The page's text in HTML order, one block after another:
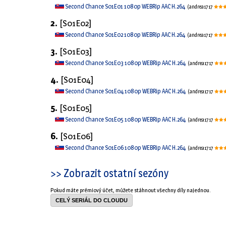
Second Chance S01E01 1080p WEBRip AAC H.264 (andrea1717
2. [S01E02]
Second Chance S01E02 1080p WEBRip AAC H.264 (andrea1717
3. [S01E03]
Second Chance S01E03 1080p WEBRip AAC H.264 (andrea1717
4. [S01E04]
Second Chance S01E04 1080p WEBRip AAC H.264 (andrea1717
5. [S01E05]
Second Chance S01E05 1080p WEBRip AAC H.264 (andrea1717
6. [S01E06]
Second Chance S01E06 1080p WEBRip AAC H.264 (andrea1717
>> Zobrazit ostatní sezóny
Pokud máte prémiový účet, můžete stáhnout všechny díly najednou.
CELÝ SERIÁL DO CLOUDU